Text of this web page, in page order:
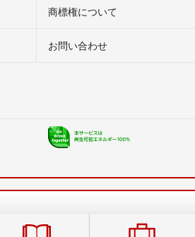
商標権について
お問い合わせ